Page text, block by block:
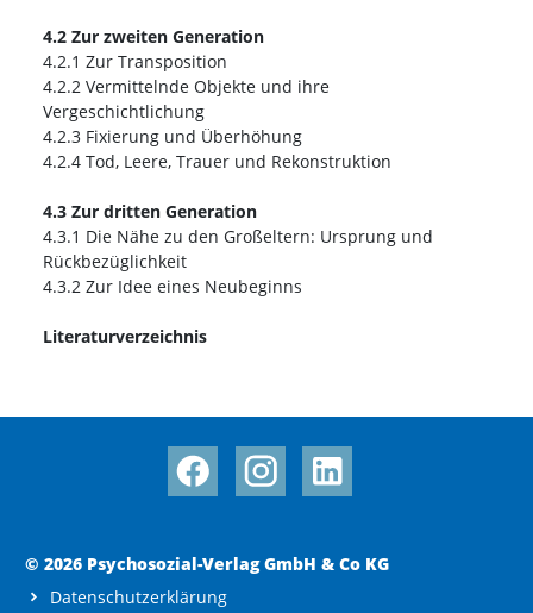
4.2 Zur zweiten Generation
4.2.1 Zur Transposition
4.2.2 Vermittelnde Objekte und ihre
Vergeschichtlichung
4.2.3 Fixierung und Überhöhung
4.2.4 Tod, Leere, Trauer und Rekonstruktion
4.3 Zur dritten Generation
4.3.1 Die Nähe zu den Großeltern: Ursprung und
Rückbezüglichkeit
4.3.2 Zur Idee eines Neubeginns
Literaturverzeichnis
© 2026 Psychosozial-Verlag GmbH & Co KG
Datenschutzerklärung